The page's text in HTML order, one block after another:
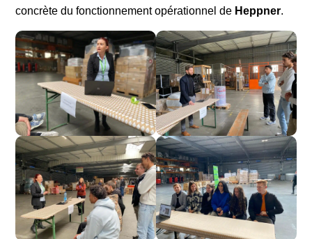
concrète du fonctionnement opérationnel de Heppner.